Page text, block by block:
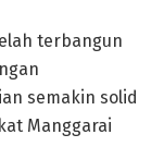
terbangun
semakin solid
Manggarai